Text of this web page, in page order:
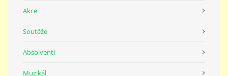
Akce
Soutěže
Absolventi
Muzikál